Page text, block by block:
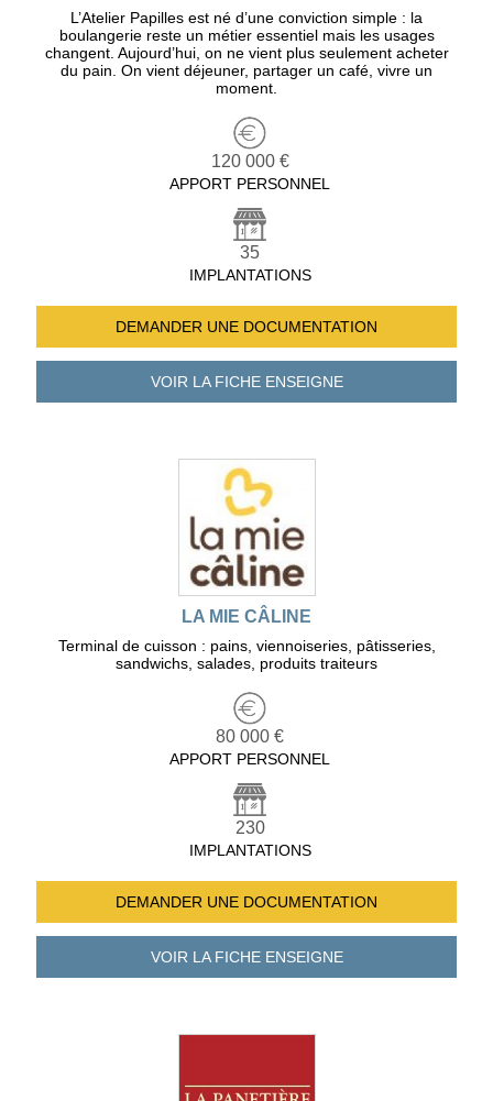
L’Atelier Papilles est né d’une conviction simple : la
boulangerie reste un métier essentiel mais les usages
changent. Aujourd’hui, on ne vient plus seulement acheter
du pain. On vient déjeuner, partager un café, vivre un
moment.
120 000 €
APPORT PERSONNEL
35
IMPLANTATIONS
DEMANDER UNE DOCUMENTATION
VOIR LA FICHEENSEIGNE
LA MIE CÂLINE
Terminal de cuisson : pains, viennoiseries, pâtisseries,
sandwichs, salades, produits traiteurs
80 000 €
APPORT PERSONNEL
230
IMPLANTATIONS
DEMANDER UNE DOCUMENTATION
VOIR LA FICHEENSEIGNE